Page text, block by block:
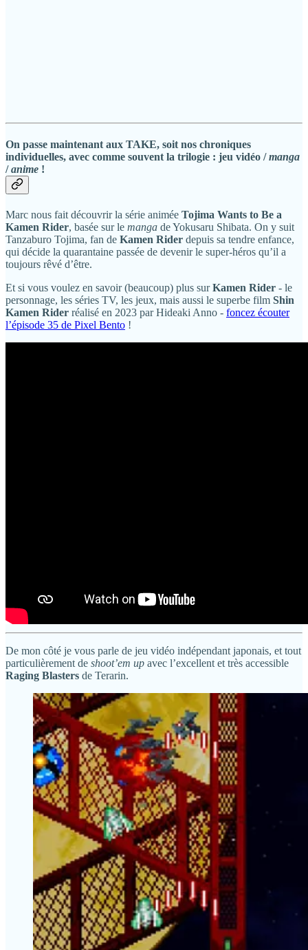
On passe maintenant aux TAKE, soit nos chroniques
individuelles, avec comme souvent la trilogie : jeu vidéo /manga
/anime !
Marc nous fait découvrir la série animée Tojima Wants to Be a
Kamen Rider, basée sur le manga de Yokusaru Shibata. On y suit
Tanzaburo Tojima, fan de Kamen Rider depuis sa tendre enfance,
qui décide la quarantaine passée de devenir le super-héros qu’il a
toujours rêvé d’être.
Et si vous voulez en savoir (beaucoup) plus surKamen Rider - le
personnage, les séries TV, les jeux, mais aussi le superbe film Shin
Kamen Rider réalisé en 2023 par Hideaki Anno - foncez écouter
l’épisode 35 de Pixel Bento !
De mon côté je vous parle de jeu vidéo indépendant japonais, et tout
particulièrement de shoot’em up avec l’excellent et très accessible
Raging Blasters de Terarin.